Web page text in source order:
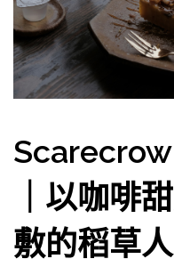
｜以咖啡
敷的稻草